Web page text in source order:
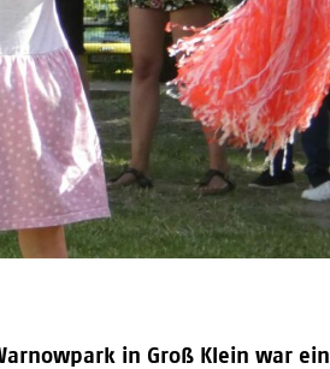
in Groß Klein war ein